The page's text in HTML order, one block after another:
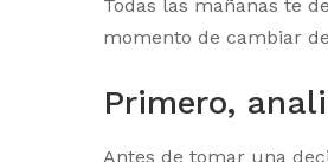
Todas las mañanas te
momento de cambiar
Primero,
Antes de tomar una